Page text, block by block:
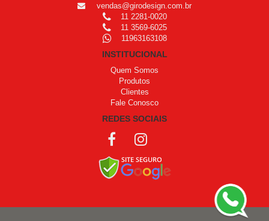
vendas@girodesign.com.br
11 2281-0020
11 3569-6025
11963163108
INSTITUCIONAL
Quem Somos
Produtos
Clientes
Fale Conosco
REDES SOCIAIS